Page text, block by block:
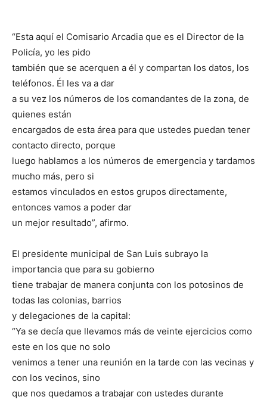
“Esta aquí el Comisario Arcadia que es el Director de la
Policía, yo les pido
también que se acerquen a él y compartan los datos, los
teléfonos. Él les va a dar
a su vez los números de los comandantes de la zona, de
quienes están
encargados de esta área para que ustedes puedan tener
contacto directo, porque
luego hablamos a los números de emergencia y tardamos
mucho más, pero si
estamos vinculados en estos grupos directamente,
entonces vamos a poder dar
un mejor resultado”, afirmo.
El presidente municipal de San Luis subrayo la
importancia que para su gobierno
tiene trabajar de manera conjunta con los potosinos de
todas las colonias, barrios
y delegaciones de la capital:
“Ya se decía que llevamos más de veinte ejercicios como
este en los que no solo
venimos a tener una reunión en la tarde con las vecinas y
con los vecinos, sino
que nos quedamos a trabajar con ustedes durante